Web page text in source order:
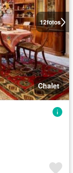
12fotos
Chalet